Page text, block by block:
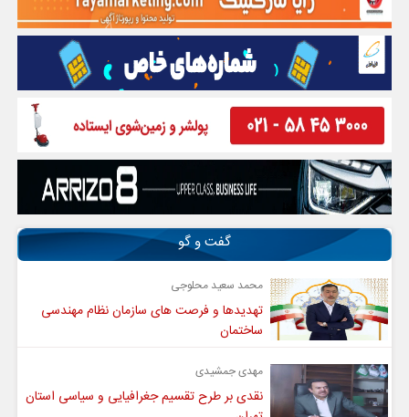
گفت و گو
محمد سعید محلوجی
تهدیدها و فرصت های سازمان نظام مهندسی
ساختمان
مهدی جمشیدی
نقدی بر طرح تقسیم جغرافیایی و سیاسی استان